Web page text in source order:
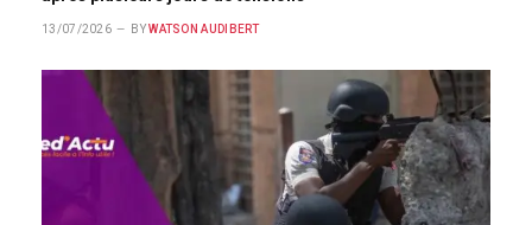
13/07/2026 BY WATSON AUDIBERT